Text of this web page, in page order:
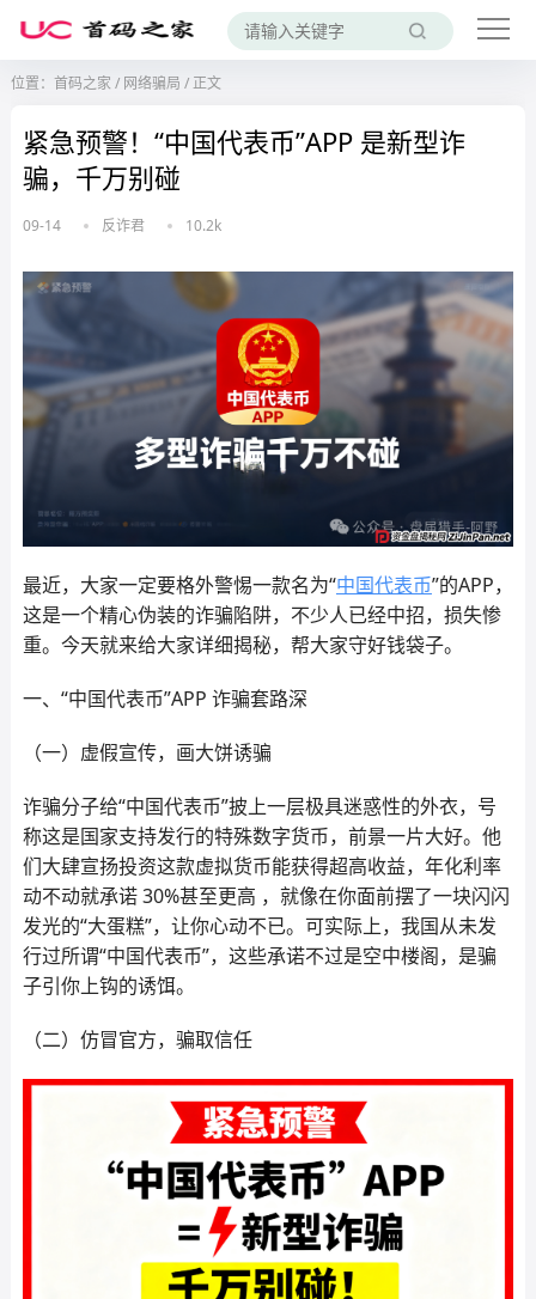
位置： 首码之家 / 网络骗局 /正文
紧急预警！“中国代表币”APP 是新型诈
骗，千万别碰
09-14 反诈君 10.2k
最近，大家一定要格外警惕一款名为“中国代表币”的APP，
这是一个精心伪装的诈骗陷阱，不少人已经中招，损失惨
重。今天就来给大家详细揭秘，帮大家守好钱袋子。
一、“中国代表币”APP 诈骗套路深
（一）虚假宣传，画大饼诱骗
诈骗分子给“中国代表币”披上一层极具迷惑性的外衣，号
称这是国家支持发行的特殊数字货币，前景一片大好。他
们大肆宣扬投资这款虚拟货币能获得超高收益，年化利率
动不动就承诺 30%甚至更高 ，就像在你面前摆了一块闪闪
发光的“大蛋糕”，让你心动不已。可实际上，我国从未发
行过所谓“中国代表币”，这些承诺不过是空中楼阁，是骗
子引你上钩的诱饵。
（二）仿冒官方，骗取信任